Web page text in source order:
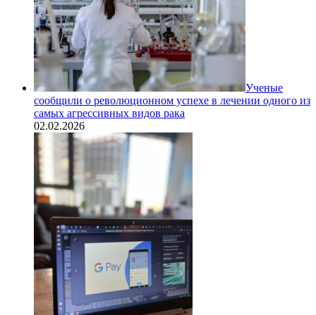
Ученые
сообщили о революционном успехе в лечении одного из
самых агрессивных видов рака
02.02.2026